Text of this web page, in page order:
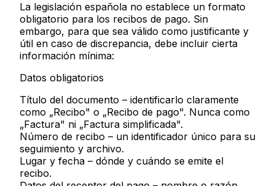
La legislación española no establece un formato
obligatorio para los recibos de pago. Sin
embargo, para que sea válido como justificante y
útil en caso de discrepancia, debe incluir cierta
información mínima:
Datos obligatorios
Título del documento – identificarlo claramente
como „Recibo" o „Recibo de pago". Nunca como
„Factura" ni „Factura simplificada".
Número de recibo – un identificador único para su
seguimiento y archivo.
Lugar y fecha – dónde y cuándo se emite el
recibo.